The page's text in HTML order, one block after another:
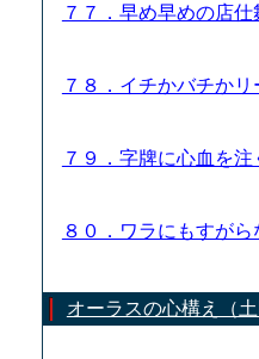
７７．早め早めの店
７８．イチかバチか
７９．字牌に心血を
８０．ワラにもすが
オーラスの心構え（土